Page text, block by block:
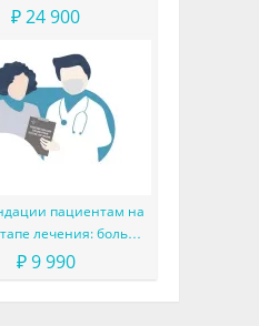
стоматологии (с
критериев и
угроз)
₽ 24 900
пациентам на
лечения: больше,
просто советы
₽ 9 990